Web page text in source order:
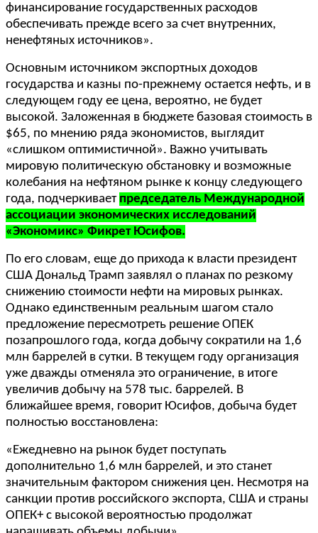
финансирование государственных расходов
обеспечивать прежде всего за счет внутренних,
ненефтяных источников».
Основным источником экспортных доходов
государства и казны по-прежнему остается нефть, и в
следующем году ее цена, вероятно, не будет
высокой. Заложенная в бюджете базовая стоимость в
$65, по мнению ряда экономистов, выглядит
«слишком оптимистичной». Важно учитывать
мировую политическую обстановку и возможные
колебания на нефтяном рынке к концу следующего
года, подчеркивает председатель Международной
ассоциации экономических исследований
«Экономикс» Фикрет Юсифов.
По его словам, еще до прихода к власти президент
США Дональд Трамп заявлял о планах по резкому
снижению стоимости нефти на мировых рынках.
Однако единственным реальным шагом стало
предложение пересмотреть решение ОПЕК
позапрошлого года, когда добычу сократили на 1,6
млн баррелей в сутки. В текущем году организация
уже дважды отменяла это ограничение, в итоге
увеличив добычу на 578 тыс. баррелей. В
ближайшее время, говорит Юсифов, добыча будет
полностью восстановлена:
«Ежедневно на рынок будет поступать
дополнительно 1,6 млн баррелей, и это станет
значительным фактором снижения цен. Несмотря на
санкции против российского экспорта, США и страны
ОПЕК+ с высокой вероятностью продолжат